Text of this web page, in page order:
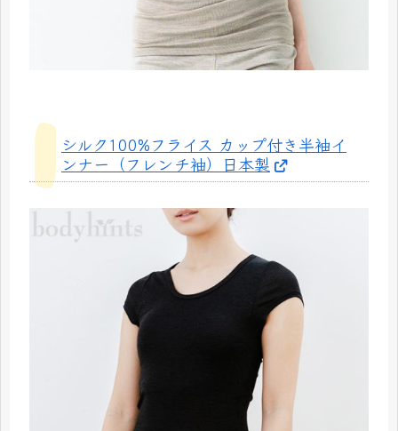
シルク100%フライス カップ付き半袖イ
ンナー（フレンチ袖）日本製